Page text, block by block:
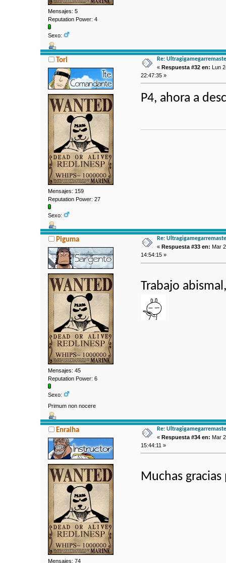
Mensajes: 5
Reputation Power: 4
Sexo:
Tori
Mensajes: 159
Reputation Power: 27
Sexo:
Re:
«Respuesta #32 en: Lun
22:47:35 »
P4, ahora a
Piguma
Mensajes: 45
Reputation Power: 6
Sexo:
Primum non nocere
Re:
«Respuesta #33 en: Mar
14:54:15 »
Trabajo
Enraiha
Mensajes: 74
Re:
«Respuesta #34 en: Mar
15:44:11 »
Muchas